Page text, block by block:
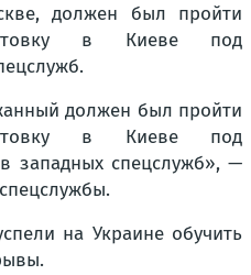
должен был пройти
в Киеве под
должен был пройти
в Киеве под
западных спецслужб», —
на Украине обучить